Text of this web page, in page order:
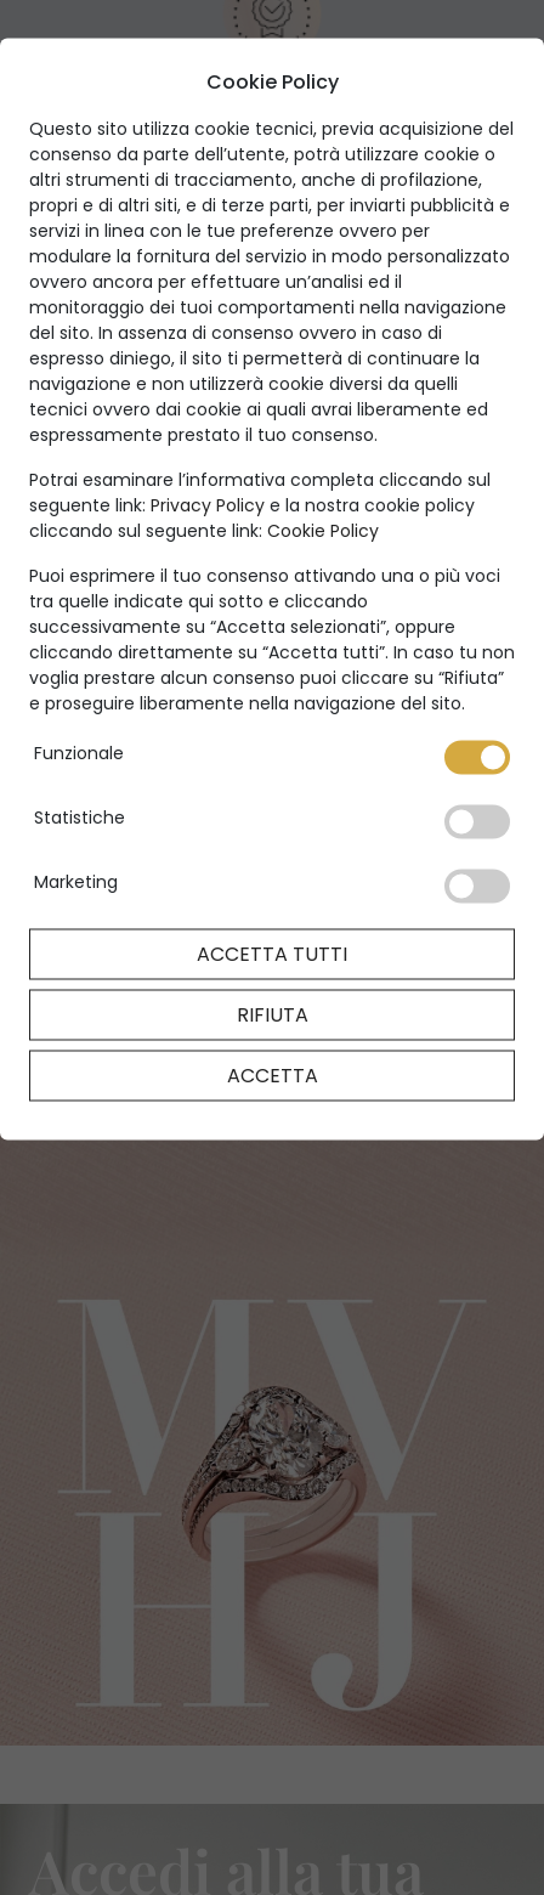
Garanzia internazionale
Certificato GIA
Certificato NFT
Il tuo gioiello
su misura
La Maison offre la possibilità di richiedere la
realizzazione di un gioiello personalizzato. Un
gioiello unico, pensato per esaudire i tuoi
Accedi alla tua
Cookie Policy
Questo sito utilizza cookie tecnici, previa acquisizione del
consenso da parte dell’utente, potrà utilizzare cookie o
altri strumenti di tracciamento, anche di profilazione,
propri e di altri siti, e di terze parti, per inviarti pubblicità e
servizi in linea con le tue preferenze ovvero per
modulare la fornitura del servizio in modo personalizzato
ovvero ancora per effettuare un’analisi ed il
monitoraggio dei tuoi comportamenti nella navigazione
del sito. In assenza di consenso ovvero in caso di
espresso diniego, il sito ti permetterà di continuare la
navigazione e non utilizzerà cookie diversi da quelli
tecnici ovvero dai cookie ai quali avrai liberamente ed
espressamente prestato il tuo consenso.
Potrai esaminare l’informativa completa cliccando sul
seguente link: Privacy Policy e la nostra cookie policy
cliccando sul seguente link: Cookie Policy
Puoi esprimere il tuo consenso attivando una o più voci
tra quelle indicate qui sotto e cliccando
successivamente su “Accetta selezionati”, oppure
cliccando direttamente su “Accetta tutti”. In caso tu non
voglia prestare alcun consenso puoi cliccare su “Rifiuta”
e proseguire liberamente nella navigazione del sito.
Funzionale
Statistiche
Marketing
ACCETTA TUTTI
RIFIUTA
ACCETTA